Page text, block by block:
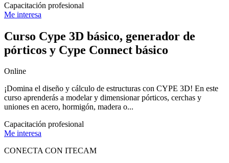
Capacitación profesional
Me interesa
Curso Cype 3D básico, generador de
pórticos y Cype Connect básico
Online
¡Domina el diseño y cálculo de estructuras con CYPE 3D! En este
curso aprenderás a modelar y dimensionar pórticos, cerchas y
uniones en acero, hormigón, madera o...
Capacitación profesional
Me interesa
CONECTA CON ITECAM